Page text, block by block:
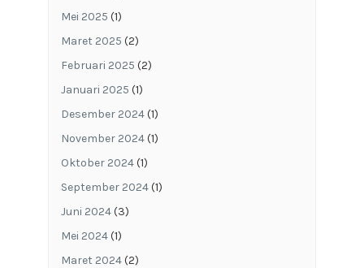
Mei 2025 (1)
Maret 2025 (2)
Februari 2025 (2)
Januari 2025 (1)
Desember 2024(1)
November 2024(1)
Oktober 2024(1)
September 2024(1)
Juni 2024(3)
Mei 2024(1)
Maret 2024(2)